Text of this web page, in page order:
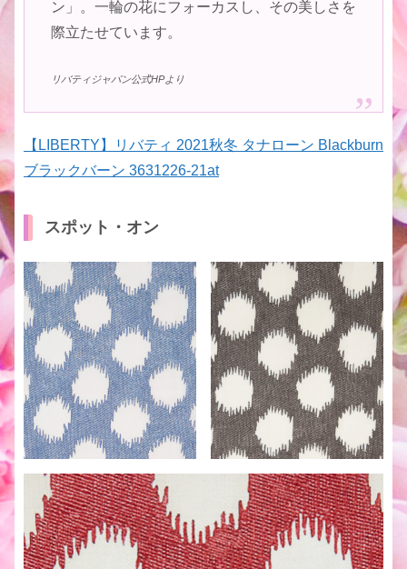
ン」。一輪の花にフォーカスし、その美しさを
際立たせています。
リバティジャパン公式HPより
【LIBERTY】リバティ 2021秋冬 タナローン Blackburn
ブラックバーン 3631226-21at
スポット・オン